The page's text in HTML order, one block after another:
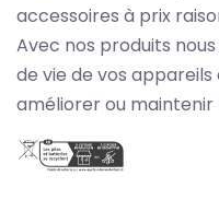
accessoires à prix
Avec nos produits
de vie de vos
améliorer ou